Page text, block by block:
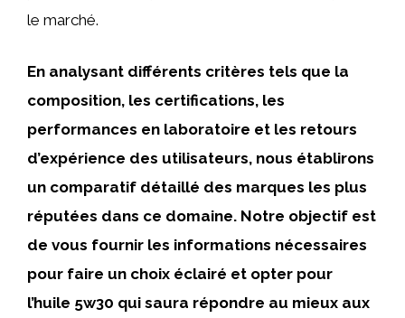
le marché.
En analysant différents critères tels que la
composition, les certifications, les
performances en laboratoire et les retours
d’expérience des utilisateurs, nous établirons
un comparatif détaillé des marques les plus
réputées dans ce domaine. Notre objectif est
de vous fournir les informations nécessaires
pour faire un choix éclairé et opter pour
l’huile 5w30 qui saura répondre au mieux aux